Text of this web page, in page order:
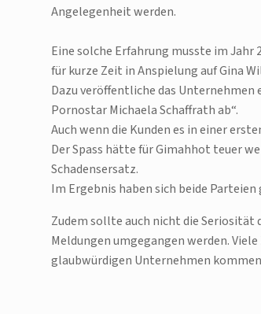
Angelegenheit werden.
Eine solche Erfahrung musste im
für kurze Zeit in Anspielung auf Gina
Dazu veröffentliche das
Pornostar Michaela Schaffrath ab“.
Auch wenn die Kunden es in einer
Der Spass hätte für Gimahhot teuer
Schadensersatz.
Im Ergebnis haben sich beide
Zudem sollte auch nicht die
Meldungen umgegangen werden.
glaubwürdigen Unternehmen